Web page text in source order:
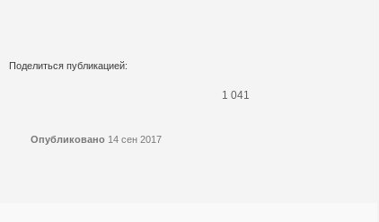
Поделиться публикацией:
1 041
Опубликовано 14 сен 2017